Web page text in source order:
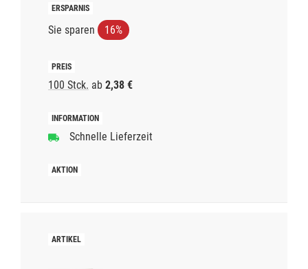
Sie sparen 16%
100 Stck. ab 2,38 €
Schnelle Lieferzeit